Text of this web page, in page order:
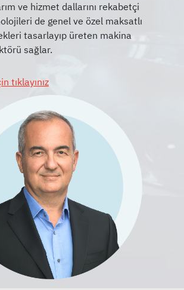
ve hizmet dallarını rekabetçi
de genel ve özel maksatlı
tasarlayıp üreten makina
tıklayınız